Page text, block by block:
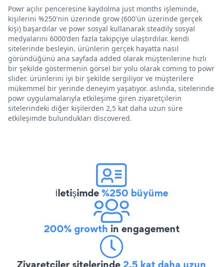
Powr açılır penceresine kaydolma just months işleminde,
kişilerini %250'nin üzerinde grow (600'ün üzerinde gerçek
kişi) başardılar ve powr sosyal kullanarak steadily sosyal
medyalarını 6000'den fazla takipçiye ulaştırdılar. kendi
sitelerinde besleyin. ürünlerin gerçek hayatta nasıl
göründüğünü ana sayfada added olarak müşterilerine hızlı
bir şekilde göstermenin görsel bir yolu olarak coming to powr
slider. ürünlerini iyi bir şekilde sergiliyor ve müşterilere
mükemmel bir yerinde deneyim yaşatıyor. aslında, sitelerinde
powr uygulamalarıyla etkileşime giren ziyaretçilerin
sitelerindeki diğer kişilerden 2,5 kat daha uzun süre
etkileşimde bulundukları discovered.
İletişimde%250 büyüme
200% growth in engagement